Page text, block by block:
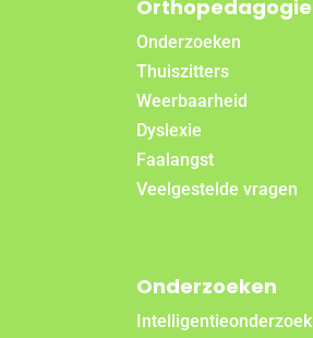
Onderzoeken
Thuiszitters
Weerbaarheid
Dyslexie
Faalangst
Veelgestelde vragen
Onderzoeken
Intelligentieonderzoek